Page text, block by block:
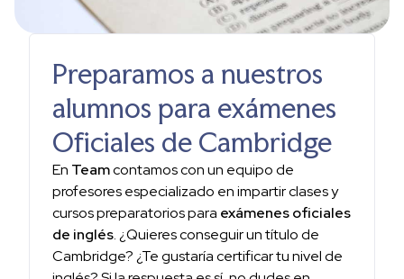
Preparamos a nuestros
alumnos para exámenes
Oficiales de Cambridge
En Teamcontamos con un equipo de
profesores especializado en impartir clases y
cursos preparatorios para exámenes oficiales
de inglés. ¿Quieres conseguir un título de
Cambridge? ¿Te gustaría certificar tu nivel de